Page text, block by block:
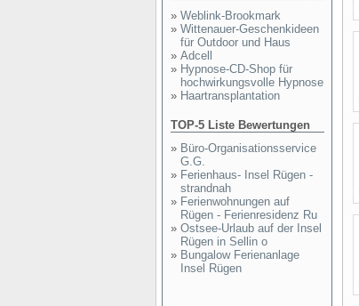
» Weblink-Brookmark
» Wittenauer-Geschenkideen
für Outdoor und Haus
» Adcell
» Hypnose-CD-Shop für
hochwirkungsvolle Hypnose
» Haartransplantation
TOP-5 Liste Bewertungen
» Büro-Organisationsservice
G.G.
» Ferienhaus- Insel Rügen -
strandnah
» Ferienwohnungen auf
Rügen - Ferienresidenz Ru
» Ostsee-Urlaub auf der Insel
Rügen in Sellin o
» Bungalow Ferienanlage
Insel Rügen